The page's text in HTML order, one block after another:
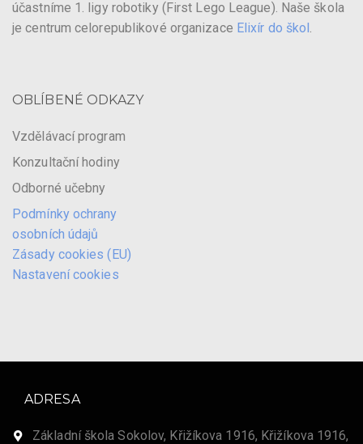
účastníme 1. ligy robotiky (First Lego League). Naše škola
je centrum celorepublikové organizace Elixír do škol .
OBLÍBENÉ ODKAZY
Vzdělávací program
Konzultační hodiny
Odborné učebny
Podmínky ochrany
osobních údajů
Zásady cookies (EU)
Nastavení cookies
ADRESA
Základní škola Sokolov, Křižíkova 1916, Křižíkova 1916,